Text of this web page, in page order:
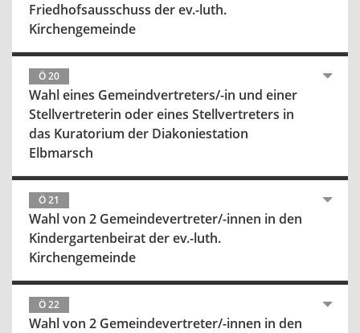
Friedhofsausschuss der ev.-luth.
Kirchengemeinde
Ö 20
Wahl eines Gemeindvertreters/-in und einer
Stellvertreterin oder eines Stellvertreters in
das Kuratorium der Diakoniestation
Elbmarsch
Ö 21
Wahl von 2 Gemeindevertreter/-innen in den
Kindergartenbeirat der ev.-luth.
Kirchengemeinde
Ö 22
Wahl von 2 Gemeindevertreter/-innen in den